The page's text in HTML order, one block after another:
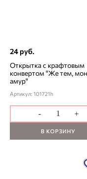
24 руб.
Открытка с крафтовым
конвертом "Же тем, мон
амур"
Артикул: 101721h
- +
В КОРЗИНУ